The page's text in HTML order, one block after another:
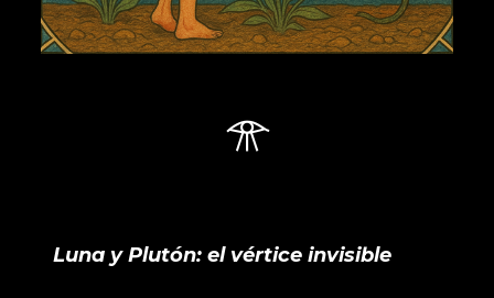
𓁿
Luna y Plutón: el vértice invisible